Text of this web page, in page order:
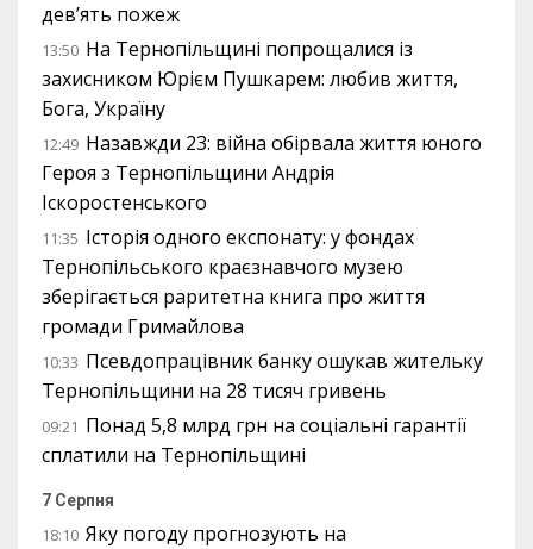
дев’ять пожеж
13:50 На Тернопільщині попрощалися із
захисником Юрієм Пушкарем: любив життя,
Бога, Україну
12:49 Назавжди 23: війна обірвала життя юного
Героя з Тернопільщини Андрія
Іскоростенського
11:35 Історія одного експонату: у фондах
Тернопільського краєзнавчого музею
зберігається раритетна книга про життя
громади Гримайлова
10:33 Псевдопрацівник банку ошукав жительку
Тернопільщини на 28 тисяч гривень
09:21 Понад 5,8 млрд грн на соціальні гарантії
сплатили на Тернопільщині
7 Серпня
18:10 Яку погоду прогнозують на